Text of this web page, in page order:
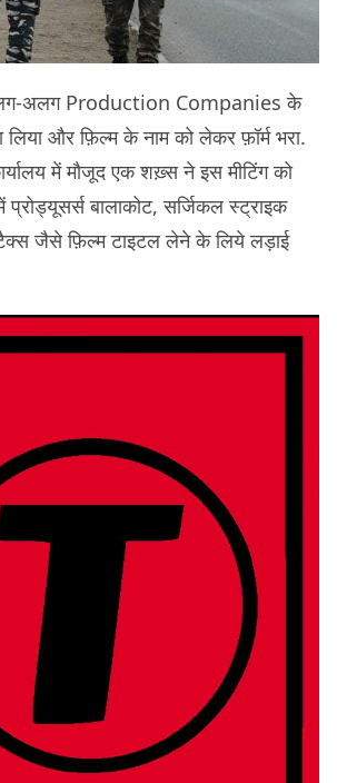
अलग Production Companies के
लिया और फ़िल्म के नाम को लेकर फ़ॉर्म भरा.
में मौजूद एक शख़्स ने इस मीटिंग को
प्रोड्यूसर्स बालाकोट, सर्जिकल स्ट्राइक
जैसे फ़िल्म टाइटल लेने के लिये लड़ाई